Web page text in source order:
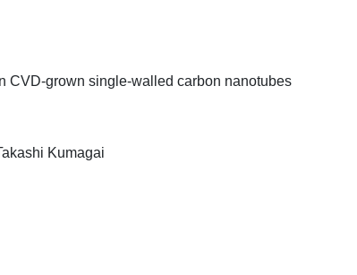
CVD-grown single-walled carbon nanotubes
Kumagai